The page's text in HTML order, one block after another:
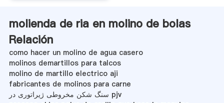
molienda de ria en molino de bolas
Relación
como hacer un molino de agua casero
molinos demartillos para talcos
molino de martillo electrico aji
fabricantes de molinos para carne
سنگ شکن مخروطی ژیراتوری در pjv